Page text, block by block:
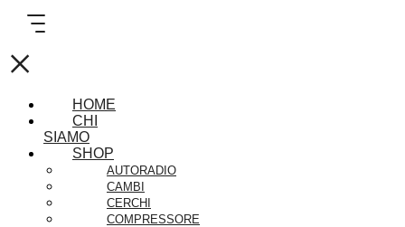
×
HOME
CHI
SIAMO
SHOP
AUTORADIO
CAMBI
CERCHI
COMPRESSORE